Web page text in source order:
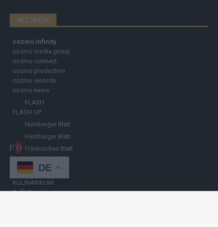
NETZWERK
cozmo infinity
cozmo media group
cozmo connect
cozmo production
cozmo records
cozmo news
FLASH
FLASH UP
Nürnberger Blatt
Hamburger Blatt
Fränkisches Blatt
Münchener Blatt
Stuttgarter Blatt
KULINARIKUM.
Raffi Gasser
DE